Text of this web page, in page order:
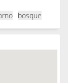
bosque